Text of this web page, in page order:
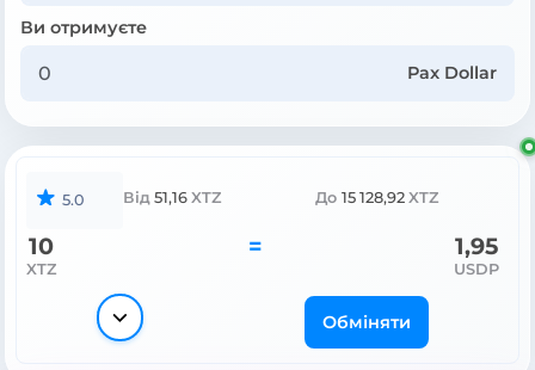
Ви отримуєте
Pax Dollar
5.0 Від 51,16 XTZ До 15 128,92 XTZ
10
XTZ
= 1,95
USDP
Обміняти